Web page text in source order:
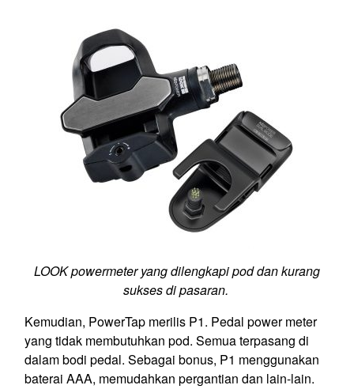
LOOK powermeter yang dilengkapi pod dan kurang
sukses di pasaran.
Kemudian, PowerTap merilis P1. Pedal power meter
yang tidak membutuhkan pod. Semua terpasang di
dalam bodi pedal. Sebagai bonus, P1 menggunakan
baterai AAA, memudahkan pergantian dan lain-lain.